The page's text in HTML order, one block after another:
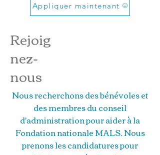
Appliquer maintenant
Rejoig
nez-
nous
Nous recherchons des bénévoles et
des membres du conseil
d'administration pour aider à la
Fondation nationale MALS. Nous
prenons les candidatures pour